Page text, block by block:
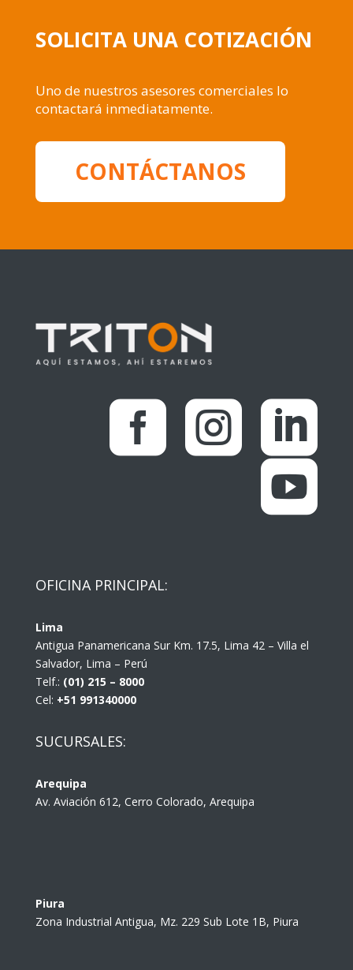
SOLICITA UNA COTIZACIÓN
Uno de nuestros asesores comerciales lo
contactará inmediatamente.
CONTÁCTANOS
  

OFICINA PRINCIPAL:
Lima
Antigua Panamericana Sur Km. 17.5, Lima 42 – Villa el
Salvador, Lima – Perú
Telf.: (01) 215 – 8000
Cel: +51 991340000
SUCURSALES:
Arequipa
Av. Aviación 612, Cerro Colorado, Arequipa
Piura
Zona Industrial Antigua, Mz. 229 Sub Lote 1B, Piura